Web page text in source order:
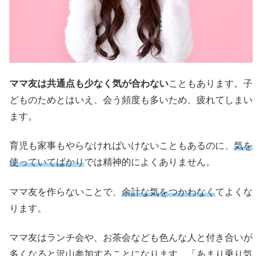
ママ友は共通点も少なく気が合わないこともあります。子
どものためとはいえ、会う頻度も多いため、疲れてしまい
ます。
育児も家事もやらなければいけないこともあるのに、 気を
使っていてばかりでは精神的によくありません。
ママ友を作らないことで、 余計な気をつかわなくてよくな
ります。
ママ友はランチ会や、お茶会なども色んな人と付き合いが